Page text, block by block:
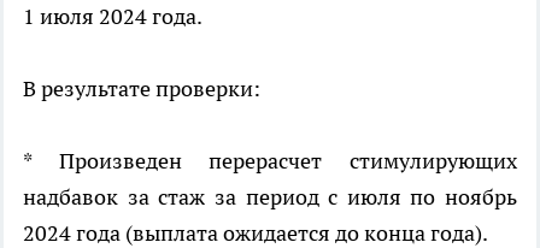
1 июля 2024 года.
В результате проверки:
* Произведен перерасчет стимулирующих
надбавок за стаж за период с июля по ноябрь
2024 года (выплата ожидается до конца года).